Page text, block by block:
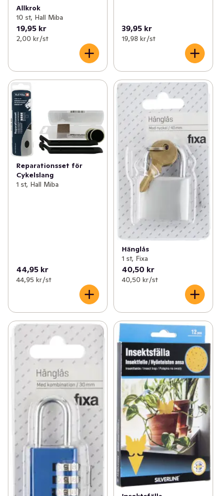
Allkrok
10 st, Hall Miba
19,95 kr
2,00 kr /st
39,95 kr
19,98 kr /st
Reparationsset för
Cykelslang
1 st, Hall Miba
44,95 kr
44,95 kr /st
Hänglås
1 st, Fixa
40,50 kr
40,50 kr /st